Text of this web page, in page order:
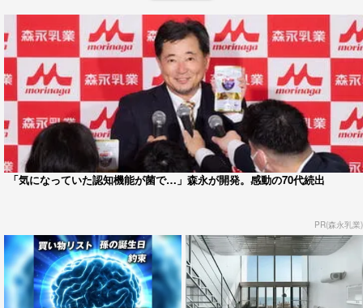
「気になっていた認知機能が菌で…」森永が開発。感動の70代続出
PR(森永乳業)